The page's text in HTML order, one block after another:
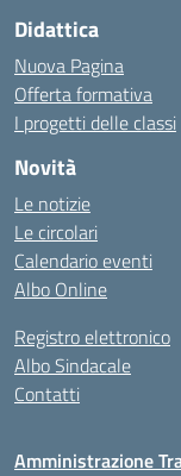
Didattica
Nuova Pagina
Offerta formativa
I progetti delle classi
Novità
Le notizie
Le circolari
Calendario eventi
Albo Online
Registro elettronico
Albo Sindacale
Contatti
Amministrazione